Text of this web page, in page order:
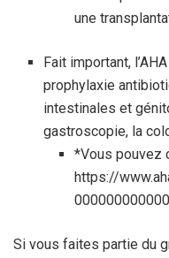
une
Fait important,
prophylaxie
intestinales et
gastroscopie, la
*Vous pouvez
https://
Si vous faites partie du